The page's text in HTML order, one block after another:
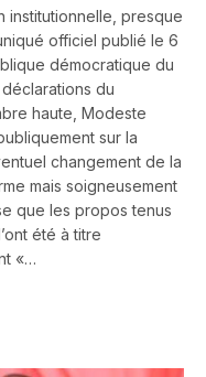
institutionnelle, presque
officiel publié le 6
démocratique du
du
haute, Modeste
sur la
changement de la
mais soigneusement
que les propos tenus
été à titre
«…